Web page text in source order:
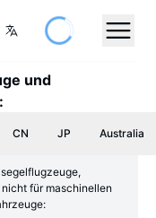
und
CN JP Australia
für maschinellen